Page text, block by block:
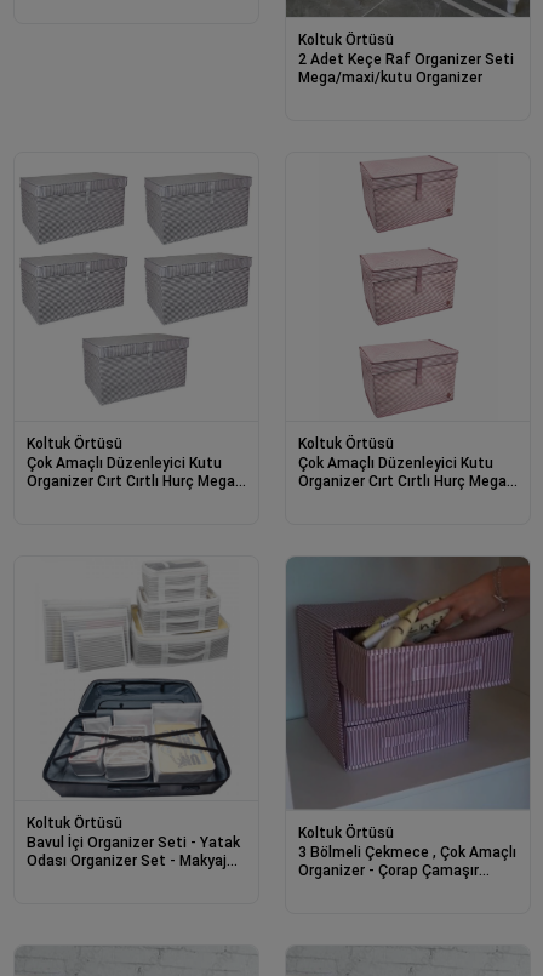
Koltuk Örtüsü
2 Adet Keçe Raf Organizer Seti
Mega/maxi/kutu Organizer
Koltuk Örtüsü
Çok Amaçlı Düzenleyici Kutu
Organizer Cırt Cırtlı Hurç Mega
Koltuk Örtüsü
Çok Amaçlı Düzenleyici Kutu
Organizer Cırt Cırtlı Hurç Mega
Koltuk Örtüsü
Bavul İçi Organizer Seti - Yatak
Odası Organizer Set - Makyaj
Koltuk Örtüsü
3 Bölmeli Çekmece , Çok Amaçlı
Organizer - Çorap Çamaşır